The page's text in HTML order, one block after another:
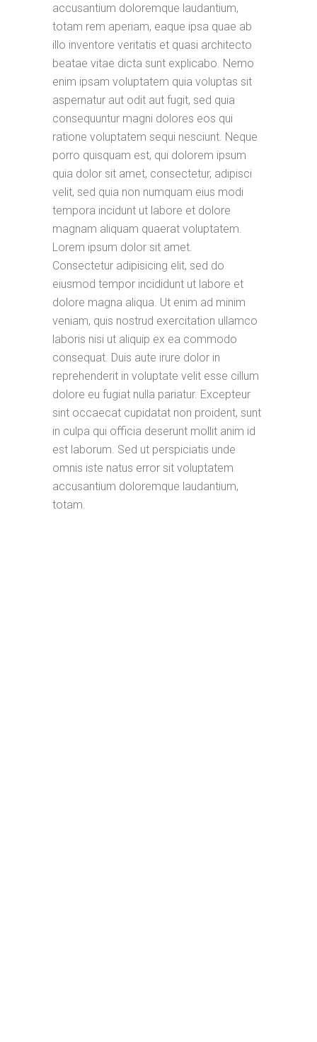
accusantium doloremque laudantium,
totam rem aperiam, eaque ipsa quae ab
illo inventore veritatis et quasi architecto
beatae vitae dicta sunt explicabo. Nemo
enim ipsam voluptatem quia voluptas sit
aspernatur aut odit aut fugit, sed quia
consequuntur magni dolores eos qui
ratione voluptatem sequi nesciunt. Neque
porro quisquam est, qui dolorem ipsum
quia dolor sit amet, consectetur, adipisci
velit, sed quia non numquam eius modi
tempora incidunt ut labore et dolore
magnam aliquam quaerat voluptatem.
Lorem ipsum dolor sit amet.
Consectetur adipisicing elit, sed do
eiusmod tempor incididunt ut labore et
dolore magna aliqua. Ut enim ad minim
veniam, quis nostrud exercitation ullamco
laboris nisi ut aliquip ex ea commodo
consequat. Duis aute irure dolor in
reprehenderit in voluptate velit esse cillum
dolore eu fugiat nulla pariatur. Excepteur
sint occaecat cupidatat non proident, sunt
in culpa qui officia deserunt mollit anim id
est laborum. Sed ut perspiciatis unde
omnis iste natus error sit voluptatem
accusantium doloremque laudantium,
totam.